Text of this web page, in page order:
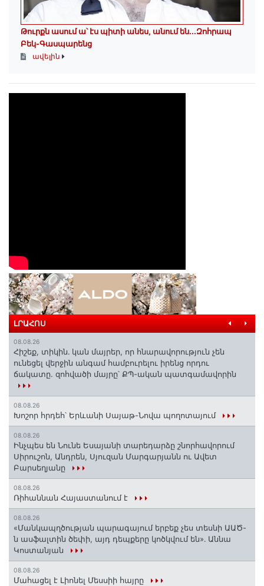
Թուրքն ասում ա՝ էս պիտի անես, անում են․․․Զոհրապ
Բեկ-Գասպարենց
ավելին
ԼՐԱՀՈՍ
08.08.26
Հիշեք, տիկին․ կան մայրեր, որ հնարավորություն չեն
ունեցել վերջին անգամ համբուրելու իրենց որդու
ճակատը. զոհվածի մայրը՝ ՔՊ-ական պատգամավորին
08.08.26
Խոշոր հրդեհ՝ Երևանի Սայաթ-Նովա պողոտայում
08.08.26
Ինչպես են Նունե Եսայանի տարեդարձը շնորհավորում
Սիրուշոն, Անդրեն, Սյուզան Մարգարյանն ու Ավետ
Բարսեղյանը
08.08.26
Ռիհաննան Հայաստանում է
08.08.26
«Մանկապղծության պարագայում երբեք չես տեսնի ԱԱԾ-
ն ասֆալտին ծեփի, այդ դեպքերը կոծկվում են»․ Աննա
Կոստանյան
08.08.26
Մահացել է Լիոնել Մեսսիի հայրը